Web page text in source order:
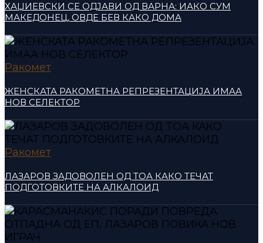
ХАЏИЕВСКИ СЕ ОДЈАВИ ОД ВАРНА: ИАКО СУМ
МАКЕДОНЕЦ, ОВДЕ БЕВ КАКО ДОМА
Ракомет
ЖЕНСКАТА РАКОМЕТНА РЕПРЕЗЕНТАЦИЈА ИМАА
НОВ СЕЛЕКТОР
Ракомет
ЛАЗАРОВ ЗАДОВОЛЕН ОД ТОА КАКО ТЕЧАТ
ПОДГОТОВКИТЕ НА АЛКАЛОИД